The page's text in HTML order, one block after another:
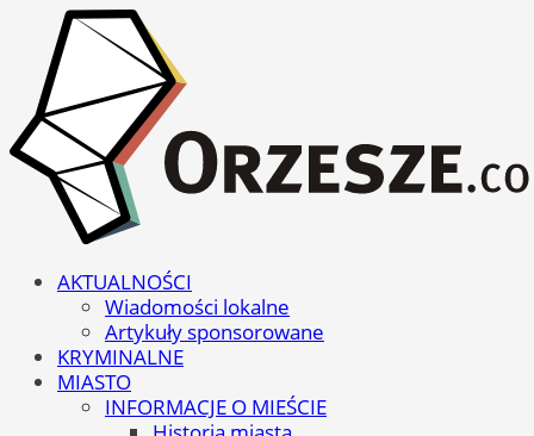
AKTUALNOŚCI
Wiadomości lokalne
Artykuły sponsorowane
KRYMINALNE
MIASTO
INFORMACJE O MIEŚCIE